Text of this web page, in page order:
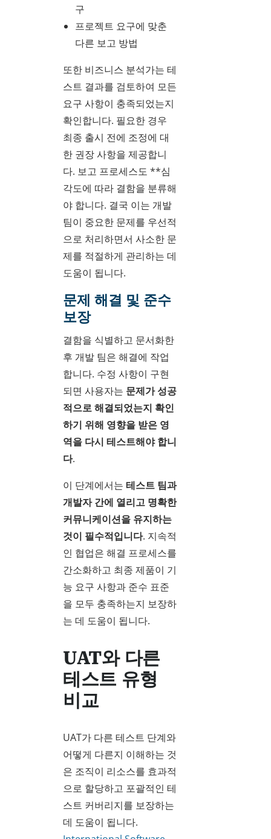
구
프로젝트 요구에 맞춘
다른 보고 방법
또한 비즈니스 분석가는 테
스트 결과를 검토하여 모든
요구 사항이 충족되었는지
확인합니다. 필요한 경우
최종 출시 전에 조정에 대
한 권장 사항을 제공합니
다. 보고 프로세스도 **심
각도에 따라 결함을 분류해
야 합니다. 결국 이는 개발
팀이 중요한 문제를 우선적
으로 처리하면서 사소한 문
제를 적절하게 관리하는 데
도움이 됩니다.
문제 해결 및 준수
보장
결함을 식별하고 문서화한
후 개발 팀은 해결에 작업
합니다. 수정 사항이 구현
되면 사용자는 문제가 성공
적으로 해결되었는지 확인
하기 위해 영향을 받은 영
역을 다시 테스트해야 합니
다.
이 단계에서는 테스트 팀과
개발자 간에 열리고 명확한
커뮤니케이션을 유지하는
것이 필수적입니다. 지속적
인 협업은 해결 프로세스를
간소화하고 최종 제품이 기
능 요구 사항과 준수 표준
을 모두 충족하는지 보장하
는 데 도움이 됩니다.
UAT와 다른
테스트 유형
비교
UAT가 다른 테스트 단계와
어떻게 다른지 이해하는 것
은 조직이 리소스를 효과적
으로 할당하고 포괄적인 테
스트 커버리지를 보장하는
데 도움이 됩니다.